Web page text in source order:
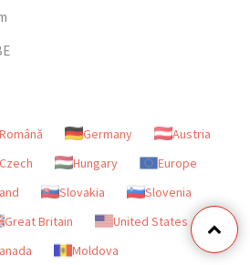
Română Germany
Austria
Hungary
Europe
Slovakia
Slovenia
Great Britain
United States
Moldova